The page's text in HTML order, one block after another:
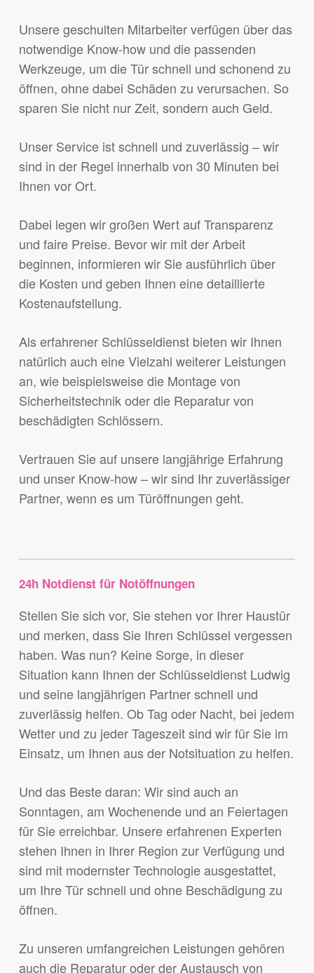
Unsere geschulten Mitarbeiter verfügen über das
notwendige Know-how und die passenden
Werkzeuge, um die Tür schnell und schonend zu
öffnen, ohne dabei Schäden zu verursachen. So
sparen Sie nicht nur Zeit, sondern auch Geld.
Unser Service ist schnell und zuverlässig – wir
sind in der Regel innerhalb von 30 Minuten bei
Ihnen vor Ort.
Dabei legen wir großen Wert auf Transparenz
und faire Preise. Bevor wir mit der Arbeit
beginnen, informieren wir Sie ausführlich über
die Kosten und geben Ihnen eine detaillierte
Kostenaufstellung.
Als erfahrener Schlüsseldienst bieten wir Ihnen
natürlich auch eine Vielzahl weiterer Leistungen
an, wie beispielsweise die Montage von
Sicherheitstechnik oder die Reparatur von
beschädigten Schlössern.
Vertrauen Sie auf unsere langjährige Erfahrung
und unser Know-how – wir sind Ihr zuverlässiger
Partner, wenn es um Türöffnungen geht.
24h Notdienst für Notöffnungen
Stellen Sie sich vor, Sie stehen vor Ihrer Haustür
und merken, dass Sie Ihren Schlüssel vergessen
haben. Was nun? Keine Sorge, in dieser
Situation kann Ihnen der Schlüsseldienst Ludwig
und seine langjährigen Partner schnell und
zuverlässig helfen. Ob Tag oder Nacht, bei jedem
Wetter und zu jeder Tageszeit sind wir für Sie im
Einsatz, um Ihnen aus der Notsituation zu helfen.
Und das Beste daran: Wir sind auch an
Sonntagen, am Wochenende und an Feiertagen
für Sie erreichbar. Unsere erfahrenen Experten
stehen Ihnen in Ihrer Region zur Verfügung und
sind mit modernster Technologie ausgestattet,
um Ihre Tür schnell und ohne Beschädigung zu
öffnen.
Zu unseren umfangreichen Leistungen gehören
auch die Reparatur oder der Austausch von